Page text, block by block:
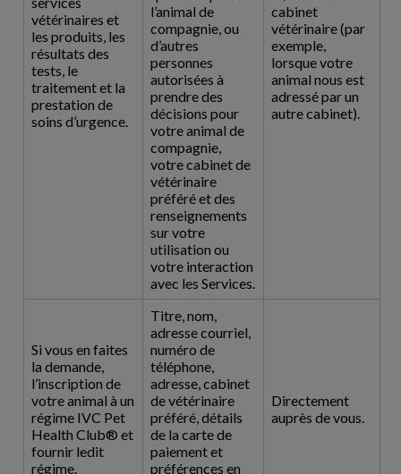
vétérinaires et
les produits, les
résultats des
tests, le
traitement et la
prestation de
soins d’urgence.
l’animal de
compagnie, ou
d’autres
personnes
autorisées à
prendre des
décisions pour
votre animal de
compagnie,
votre cabinet de
vétérinaire
préféré et des
renseignements
sur votre
utilisation ou
votre interaction
avec les Services.
cabinet
vétérinaire (par
exemple,
lorsque votre
animal nous est
adressé par un
autre cabinet).
Si vous en faites
la demande,
l’inscription de
votre animal à un
régime IVC Pet
Health Club® et
fournir ledit
régime.
Titre, nom,
adresse courriel,
numéro de
téléphone,
adresse, cabinet
de vétérinaire
préféré, détails
de la carte de
paiement et
préférences en
Directement
auprès de vous.